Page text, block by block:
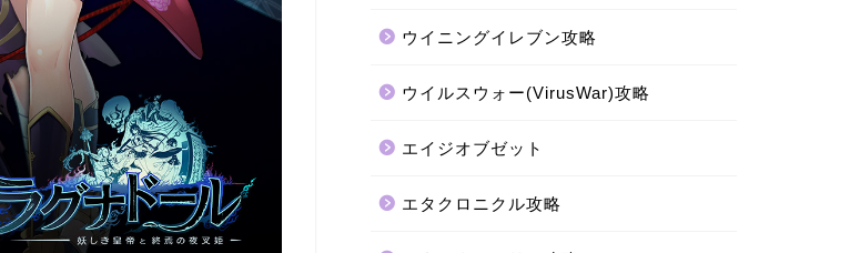
ウイニングイレブン攻略
ウイルスウォー(VirusWar)攻略
エイジオブゼット
エタクロニクル攻略